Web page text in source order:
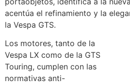
acentúa el refinamiento y la
la Vespa GTS.
Los motores, tanto de la
Vespa LX como de la GTS
Touring, cumplen con las
normativas anti-